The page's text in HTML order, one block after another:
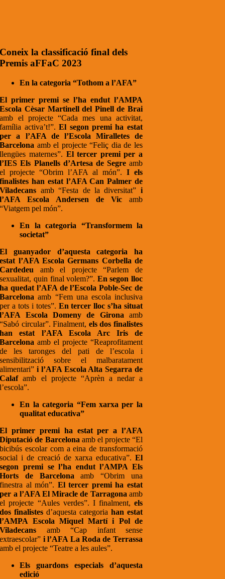
Coneix la classificació final dels
Premis aFFaC 2023
En la categoria “Tothom a l’AFA”
El primer premi se l’ha endut l’AMPA
Escola Cèsar Martinell del Pinell de Brai
amb el projecte “Cada mes una activitat,
família activa’t!”. El segon premi ha estat
per a l’AFA de l’Escola Miralletes de
Barcelona amb el projecte “Feliç dia de les
llengües maternes”. El tercer premi per a
l’IES Els Planells d’Artesa de Segreamb
el projecte “Obrim l’AFA al món”. I els
finalistes han estat l’AFA Can Palmer de
Viladecans amb “Festa de la diversitat” i
l’AFA Escola Andersen de Vic amb
“Viatgem pel món”.
En la categoria “Transformem la
societat”
El guanyador d’aquesta categoria ha
estat l’AFA Escola Germans Corbella de
Cardedeu amb el projecte “Parlem de
sexualitat, quin final volem?”. En segon lloc
ha quedat l’AFA de l’Escola Poble-Sec de
Barcelona amb “Fem una escola inclusiva
per a tots i totes”. En tercer lloc s’ha situat
l’AFA Escola Domeny de Girona amb
“Sabó circular”. Finalment, els dos finalistes
han estat l’AFA Escola Arc Iris de
Barcelona amb el projecte “Reaprofitament
de les taronges del pati de l’escola i
sensibilització sobre el malbaratament
alimentari” i l’AFA Escola Alta Segarra de
Calafamb el projecte “Aprèn a nedar a
l’escola”.
En la categoria “Fem xarxa per la
qualitat educativa”
El primer premi ha estat per a l’AFA
Diputació de Barcelona amb el projecte “El
bicibús escolar com a eina de transformació
social i de creació de xarxa educativa”. El
segon premi se l’ha endut l’AMPA Els
Horts de Barcelona amb “Obrim una
finestra al món”. El tercer premi ha estat
per a l’AFA El Miracle de Tarragona amb
el projecte “Aules verdes”. I finalment, els
dos finalistes d’aquesta categoria han estat
l’AMPA Escola Miquel Martí i Pol de
Viladecans amb “Cap infant sense
extraescolar” i l’AFA La Roda de Terrassa
amb el projecte “Teatre a les aules”.
Els guardons especials d’aquesta
edició